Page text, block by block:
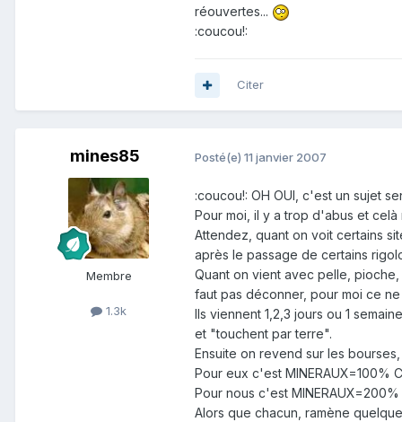
réouvertes...
:coucou!:
Citer
mines85
Membre
1.3k
Posté(e) 11 janvier 2007
:coucou!: OH OUI, c'est un sujet
Pour moi, il y a trop d'abus et
Attendez, quant on voit certains
après le passage de certains
Quant on vient avec pelle,
faut pas déconner, pour moi ce
Ils viennent 1,2,3 jours ou 1
et "touchent par terre".
Ensuite on revend sur les
Pour eux c'est MINERAUX=100%
Pour nous c'est MINERAUX=200%
Alors que chacun, ramène